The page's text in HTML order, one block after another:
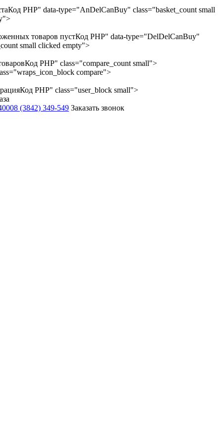
Код PHP" data-type="AnDelCanBuy" class="basket_count small
товаров пустКод PHP" data-type="DelDelCanBuy"
small clicked empty">
Код PHP" class="compare_count small">
compare">
Код PHP" class="user_block small">
8 (3842) 349-549 Заказать звонок